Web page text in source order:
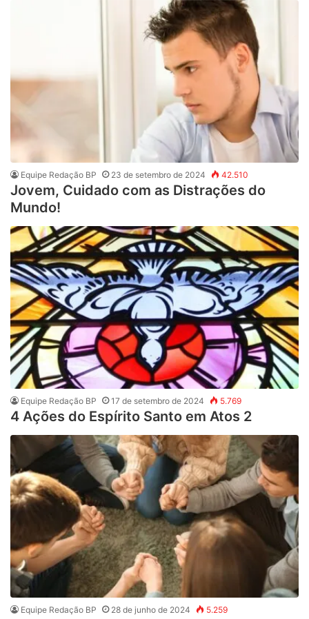
Equipe Redação BP 23 de setembro de 2024 42.510
Jovem, Cuidado com as Distrações do
Mundo!
Equipe Redação BP 17 de setembro de 2024 5.769
4 Ações do Espírito Santo em Atos 2
Equipe Redação BP 28 de junho de 2024 5.259